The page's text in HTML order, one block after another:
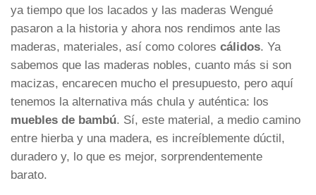
ya tiempo que los lacados y las maderas Wengué
pasaron a la historia y ahora nos rendimos ante las
maderas, materiales, así como colores cálidos. Ya
sabemos que las maderas nobles, cuanto más si son
macizas, encarecen mucho el presupuesto, pero aquí
tenemos la alternativa más chula y auténtica: los
muebles de bambú. Sí, este material, a medio camino
entre hierba y una madera, es increíblemente dúctil,
duradero y, lo que es mejor, sorprendentemente
barato.